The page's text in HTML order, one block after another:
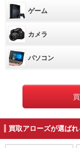
ゲーム
カメラ
パソコン
買取アローズが選ば